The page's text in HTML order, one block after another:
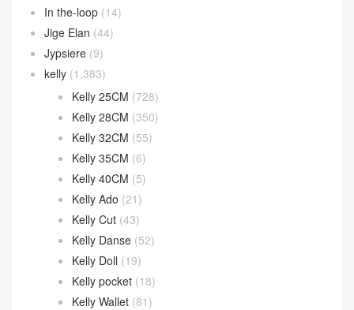
In the-loop (14)
Jige Elan (44)
Jypsiere (9)
kelly (1,383)
Kelly 25CM (728)
Kelly 28CM (350)
Kelly 32CM (55)
Kelly 35CM (6)
Kelly 40CM (5)
Kelly Ado (21)
Kelly Cut (43)
Kelly Danse (52)
Kelly Doll (19)
Kelly pocket (18)
Kelly Wallet (81)